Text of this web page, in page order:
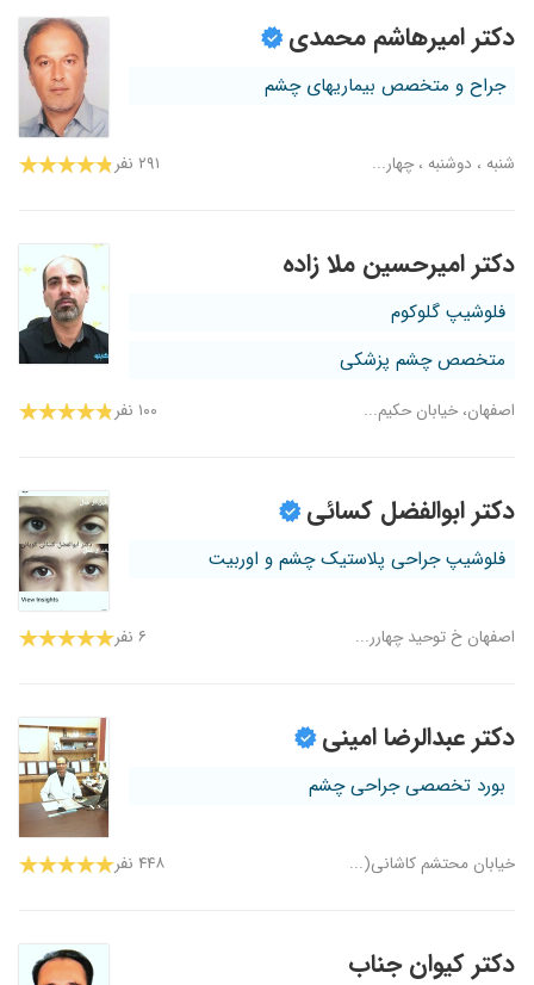
دکتر امیرهاشم محمدی
جراح و متخصص بیماریهای چشم
شنبه ، دوشنبه ، چهار... ۲۹۱ نفر
دکتر امیرحسین ملا زاده
فلوشیپ گلوکوم
متخصص چشم پزشکی
اصفهان، خیابان حکیم... ۱۰۰ نفر
دکتر ابوالفضل کسائی
فلوشیپ جراحی پلاستیک چشم و اوربیت
اصفهان خ توحید چهارر... ۶ نفر
دکتر عبدالرضا امینی
بورد تخصصی جراحی چشم
خیابان محتشم کاشانی(... ۴۴۸ نفر
دکتر کیوان جناب